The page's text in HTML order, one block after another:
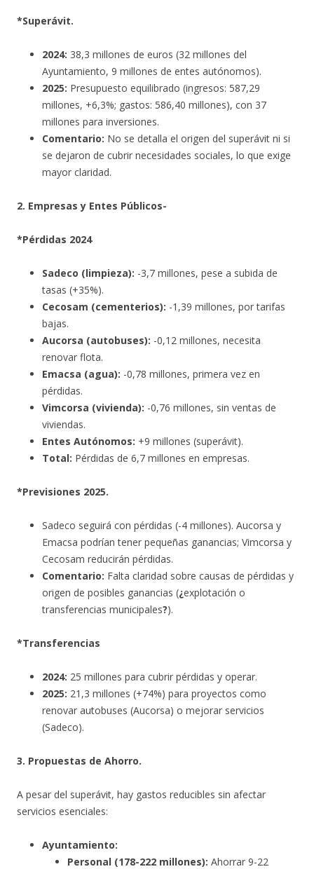
*Superávit.
2024: 38,3 millones de euros (32 millones del
Ayuntamiento, 9 millones de entes autónomos).
2025: Presupuesto equilibrado (ingresos: 587,29
millones, +6,3%; gastos: 586,40 millones), con 37
millones para inversiones.
Comentario: No se detalla el origen del superávit ni si
se dejaron de cubrir necesidades sociales, lo que exige
mayor claridad.
2. Empresas y Entes Públicos-
*Pérdidas 2024
Sadeco (limpieza): -3,7 millones, pese a subida de
tasas (+35%).
Cecosam (cementerios): -1,39 millones, por tarifas
bajas.
Aucorsa (autobuses): -0,12 millones, necesita
renovar flota.
Emacsa (agua): -0,78 millones, primera vez en
pérdidas.
Vimcorsa (vivienda): -0,76 millones, sin ventas de
viviendas.
Entes Autónomos: +9 millones (superávit).
Total: Pérdidas de 6,7 millones en empresas.
*Previsiones 2025.
Sadeco seguirá con pérdidas (-4 millones). Aucorsa y
Emacsa podrían tener pequeñas ganancias; Vimcorsa y
Cecosam reducirán pérdidas.
Comentario: Falta claridad sobre causas de pérdidas y
origen de posibles ganancias (¿explotación o
transferencias municipales?).
*Transferencias
2024: 25 millones para cubrir pérdidas y operar.
2025: 21,3 millones (+74%) para proyectos como
renovar autobuses (Aucorsa) o mejorar servicios
(Sadeco).
3. Propuestas de Ahorro.
A pesar del superávit, hay gastos reducibles sin afectar
servicios esenciales:
Ayuntamiento:
Personal (178-222 millones): Ahorrar 9-22